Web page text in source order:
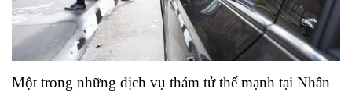
Một trong những dịch vụ thám tử thế mạnh tại Nhân